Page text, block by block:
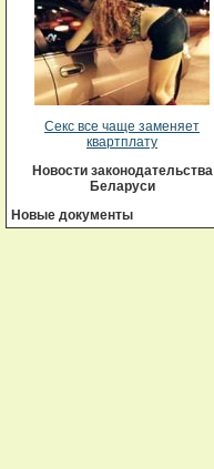
Секс все чаще заменяет
квартплату
Новости законодательства
Беларуси
Новые документы